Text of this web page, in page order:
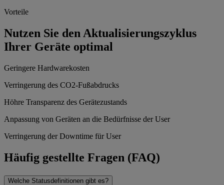
Vorteile
Nutzen Sie den Aktualisierungszyklus
Ihrer Geräte optimal
Geringere Hardwarekosten
Verringerung des CO2-Fußabdrucks
Höhre Transparenz des Gerätezustands
Anpassung von Geräten an die Bedürfnisse der User
Verringerung der Downtime für User
Häufig gestellte Fragen (FAQ)
Welche Statusdefinitionen gibt es?